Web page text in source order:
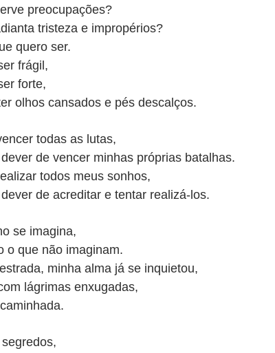
preocupações?
tristeza e impropérios?
quero ser.
frágil,
forte,
olhos cansados e pés descalços.
todas as lutas,
de vencer minhas próprias batalhas.
todos meus sonhos,
de acreditar e tentar realizá-los.
se imagina,
o que não imaginam.
minha alma já se inquietou,
lágrimas enxugadas,